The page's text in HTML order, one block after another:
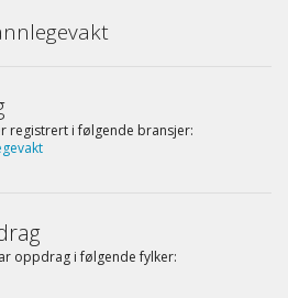
registrert i følgende bransjer:
oppdrag i følgende fylker: